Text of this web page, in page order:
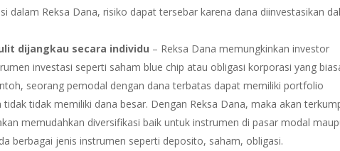
dalam Reksa Dana, risiko dapat tersebar karena dana diinvestasikan
dijangkau secara individu – Reksa Dana memungkinkan investor
investasi seperti saham blue chip atau obligasi korporasi yang
seorang pemodal dengan dana terbatas dapat memiliki portfolio
tidak memiliki dana besar. Dengan Reksa Dana, maka akan
memudahkan diversifikasi baik untuk instrumen di pasar modal
berbagai jenis instrumen seperti deposito, saham, obligasi.